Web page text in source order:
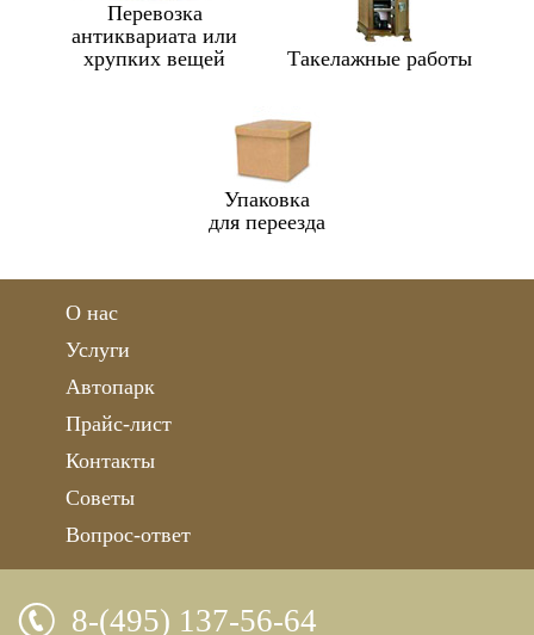
Перевозка
антиквариата или
хрупких вещей
Такелажные работы
Упаковка
для переезда
О нас
Услуги
Автопарк
Прайс-лист
Контакты
Советы
Вопрос-ответ
8-(495) 137-56-64